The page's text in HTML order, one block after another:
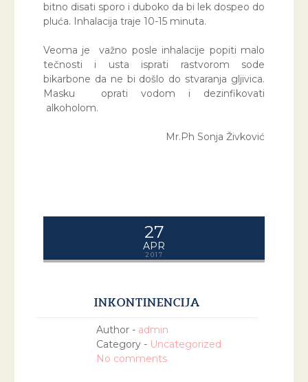
bitno disati sporo i duboko da bi lek dospeo do
pluća. Inhalacija traje 10-15 minuta.
Veoma je važno posle inhalacije popiti malo
tečnosti i usta isprati rastvorom sode
bikarbone da ne bi došlo do stvaranja gljivica.
Masku oprati vodom i dezinfikovati
alkoholom.
Mr.Ph Sonja Živković
27
APR
2017
INKONTINENCIJA
Author - admin
Category - Uncategorized
No comments